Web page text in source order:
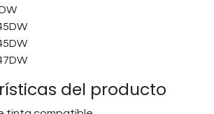
del producto